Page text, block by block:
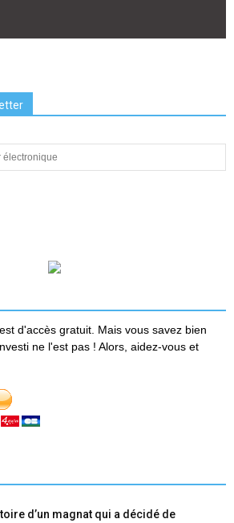
d'accès gratuit. Mais vous savez bien
ne l'est pas ! Alors, aidez-vous et
d’un magnat qui a décidé de